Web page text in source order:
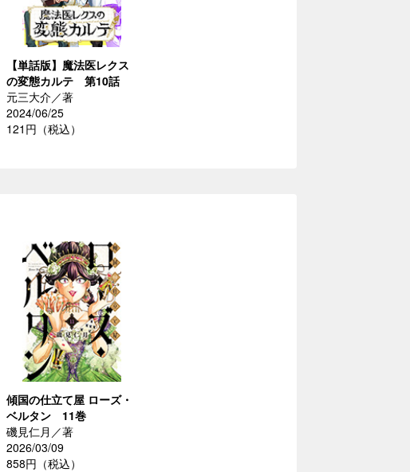
【単話版】魔法医レクス
の変態カルテ 第10話
元三大介／著
2024/06/25
121円（税込）
傾国の仕立て屋 ローズ・
ベルタン 11巻
磯見仁月／著
2026/03/09
858円（税込）